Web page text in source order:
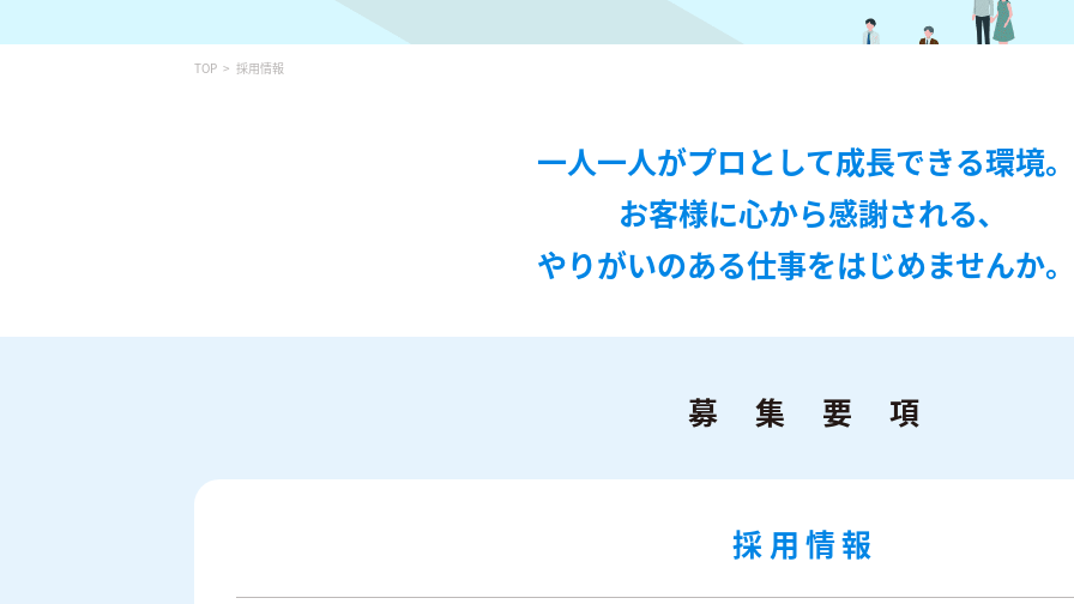
TOP 採用情報
⼀⼈⼀⼈がプロとして成⻑できる環境。
お客様に⼼から感謝される､
やりがいのある仕事をはじめませんか。
募 集 要 項
採用情報